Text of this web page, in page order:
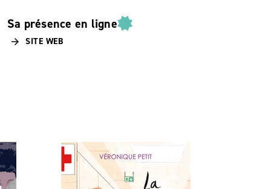
Sa présence en ligne
arrow_forward SITE WEB